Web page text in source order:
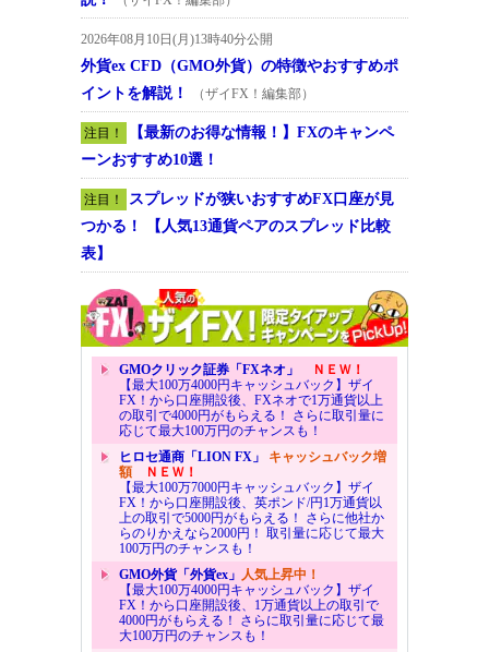
2026年08月10日(月)13時40分公開
外貨ex CFD（GMO外貨）の特徴やおすすめポ
イントを解説！
（ザイFX！編集部）
注目！
【最新のお得な情報！】FXのキャンペ
ーンおすすめ10選！
注目！
スプレッドが狭いおすすめFX口座が見
つかる！ 【人気13通貨ペアのスプレッド比較
表】
GMOクリック証券「FXネオ」
ＮＥＷ！
【最大100万4000円キャッシュバック】ザイ
FX！から口座開設後、FXネオで1万通貨以上
の取引で4000円がもらえる！ さらに取引量に
応じて最大100万円のチャンスも！
ヒロセ通商「LION FX」 キャッシュバック増
額ＮＥＷ！
【最大100万7000円キャッシュバック】ザイ
FX！から口座開設後、英ポンド/円1万通貨以
上の取引で5000円がもらえる！ さらに他社か
らのりかえなら2000円！ 取引量に応じて最大
100万円のチャンスも！
GMO外貨「外貨ex」 人気上昇中！
【最大100万4000円キャッシュバック】ザイ
FX！から口座開設後、1万通貨以上の取引で
4000円がもらえる！ さらに取引量に応じて最
大100万円のチャンスも！